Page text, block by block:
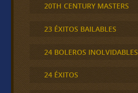
20TH CENTURY MASTERS
23 ÉXITOS BAILABLES
24 BOLEROS INOLVIDABLES
24 ÉXITOS